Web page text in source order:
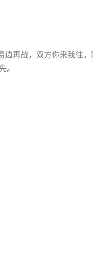
边再战，双方你来我往
。